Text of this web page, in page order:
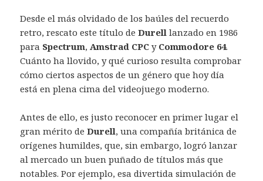
Desde el más olvidado de los baúles del recuerdo
retro, rescato este título deDurell lanzado en 1986
para Spectrum,Amstrad CPC y Commodore 64.
Cuánto ha llovido, y qué curioso resulta comprobar
cómo ciertos aspectos de un género que hoy día
está en plena cima del videojuego moderno.
Antes de ello, es justo reconocer en primer lugar el
gran mérito deDurell, una compañía británica de
orígenes humildes, que, sin embargo, logró lanzar
al mercado un buen puñado de títulos más que
notables. Por ejemplo, esa divertida simulación de